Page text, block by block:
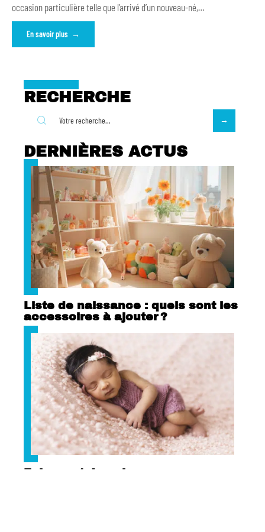
occasion particulière telle que l’arrivé d’un nouveau-né,…
En savoir plus
RECHERCHE
DERNIÈRES ACTUS
Liste de naissance : quels sont les
accessoires à ajouter ?
Faire-part de naissance